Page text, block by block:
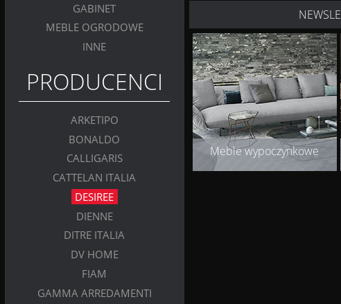
GABINET
MEBLE OGRODOWE
INNE
PRODUCENCI
ARKETIPO
BONALDO
CALLIGARIS
CATTELAN ITALIA
DESIREE
DIENNE
DITRE ITALIA
DV HOME
FIAM
GAMMA ARREDAMENTI
Meble wypoczynkowe